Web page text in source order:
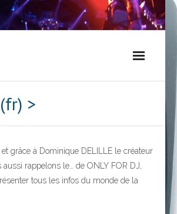
>
grâce à Dominique DELILLE le créateur
rappelons le… de ONLY FOR DJ,
tous les infos du monde de la